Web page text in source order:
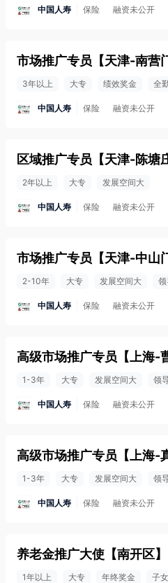
中国人寿 保险 融资未公开
市场推广专员 【天津-南营
3年以上 大专 绩效奖金 全
中国人寿 保险 融资未公开
区域推广专员 【天津-陈塘
2年以上 大专 发展空间大
中国人寿 保险 融资未公开
市场推广专员 【天津-中山
2-10年 大专 发展空间大
中国人寿 保险 融资未公开
高级市场推广专员 【 上海-
1-3年 大专 发展空间大 领
中国人寿 保险 融资未公开
高级市场推广专员 【 上海-
1-3年 大专 发展空间大 领
中国人寿 保险 融资未公开
养老金推广大使 【南开区】
1年以上 大专 年终奖金 子